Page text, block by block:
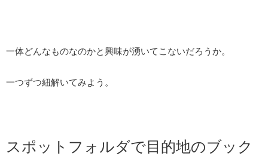
一体どんなものなのかと興味が湧いてこないだろうか。
一つずつ紐解いてみよう。
スポットフォルダで目的地のブック